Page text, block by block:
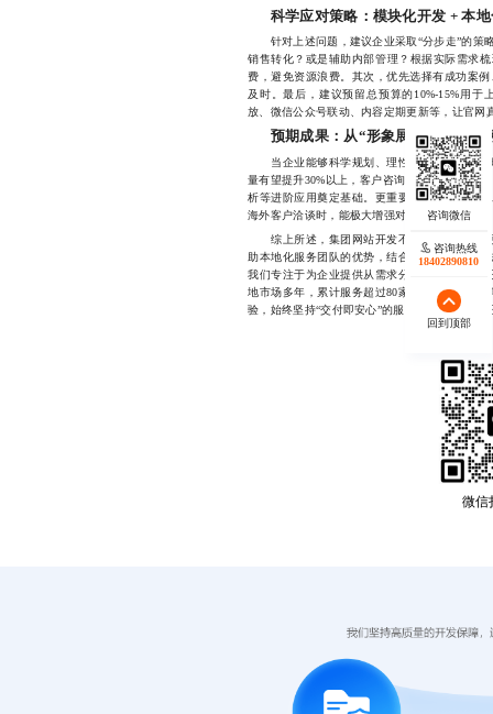
科学应对策略：模块化开发 + 本
针对上述问题，建议企业采取“分步走”的策
销售转化？或是辅助内部管理？根据实际需求
费，避免资源浪费。其次，优先选择有成功案
及时。最后，建议预留总预算的10%-15%用
放、微信公众号联动、内容定期更新等，让官网
预期成果：从“形象展示”迈向“业
当企业能够科学规划、理性选型并有效执行
量有望提升30%以上，客户咨询转化率提高20%
析等进阶应用奠定基础。更重要的是，一个专
海外客户洽谈时，能极大增强对方的信任感。
综上所述，集团网站开发不仅是技术工程，
助本地化服务团队的优势，结合理性决策与科
我们专注于为企业提供从需求分析、原型设计
地市场多年，累计服务超过80家中小企业与集
验，始终坚持“交付即安心”的服务理念，如果您
微信
咨询热线
18402890810
回到顶部